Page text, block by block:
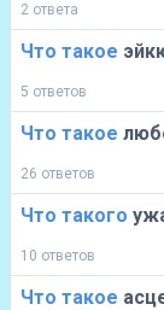
2 ответа
Что такое
5 ответов
Что такое
26 ответов
Что такого
10 ответов
Что такое